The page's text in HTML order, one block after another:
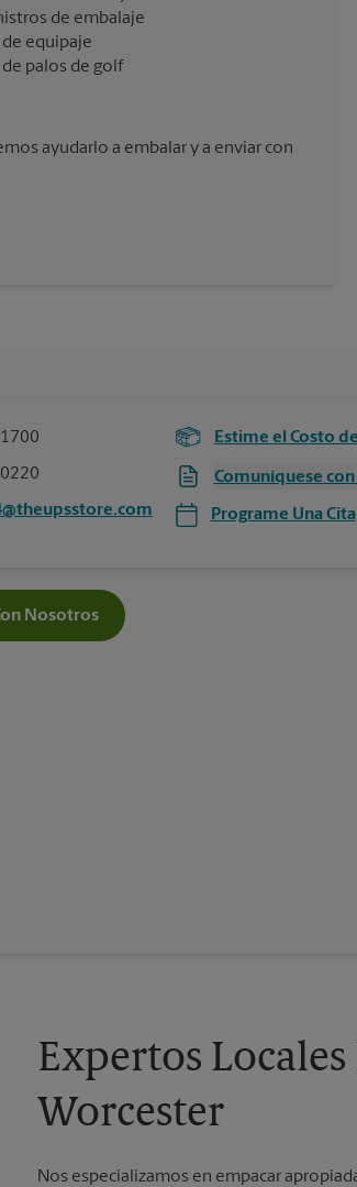
de embalaje
de equipaje
de palos de golf
ayudarlo a embalar y a enviar con
Estime el Costo
Comuníquese
Programe Una Cita
Nosotros
Expertos
Worcester
Nos especializamos en empacar